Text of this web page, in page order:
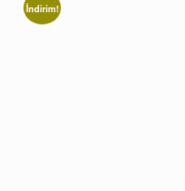
İndirim!